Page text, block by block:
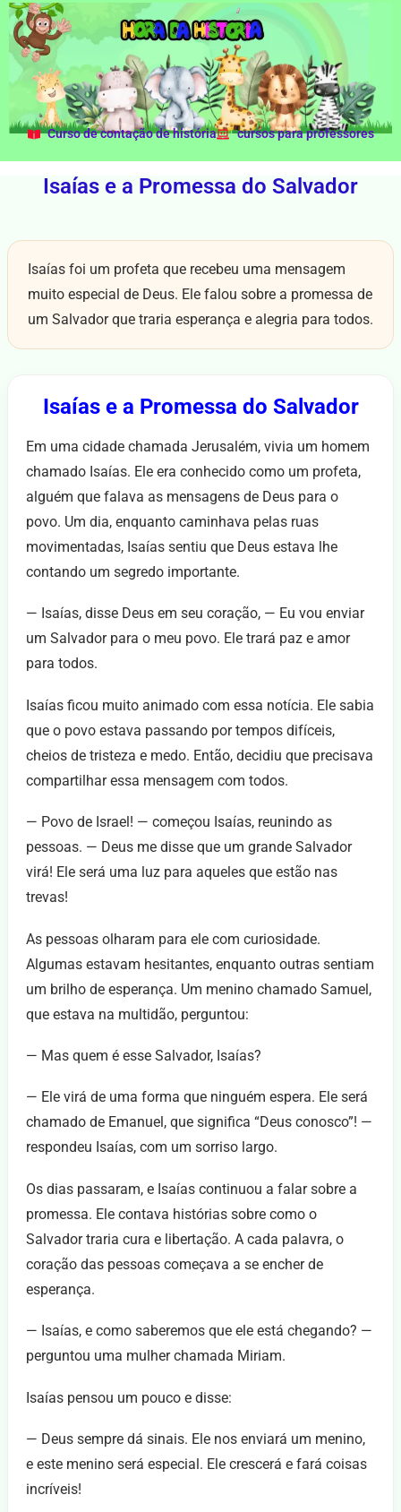
Curso de contação de história cursos para professores
Isaías e a Promessa do Salvador
Isaías foi um profeta que recebeu uma mensagem
muito especial de Deus. Ele falou sobre a promessa de
um Salvador que traria esperança e alegria para todos.
Isaías e a Promessa do Salvador
Em uma cidade chamada Jerusalém, vivia um homem
chamado Isaías. Ele era conhecido como um profeta,
alguém que falava as mensagens de Deus para o
povo. Um dia, enquanto caminhava pelas ruas
movimentadas, Isaías sentiu que Deus estava lhe
contando um segredo importante.
— Isaías, disse Deus em seu coração, — Eu vou enviar
um Salvador para o meu povo. Ele trará paz e amor
para todos.
Isaías ficou muito animado com essa notícia. Ele sabia
que o povo estava passando por tempos difíceis,
cheios de tristeza e medo. Então, decidiu que precisava
compartilhar essa mensagem com todos.
— Povo de Israel! — começou Isaías, reunindo as
pessoas. — Deus me disse que um grande Salvador
virá! Ele será uma luz para aqueles que estão nas
trevas!
As pessoas olharam para ele com curiosidade.
Algumas estavam hesitantes, enquanto outras sentiam
um brilho de esperança. Um menino chamado Samuel,
que estava na multidão, perguntou:
— Mas quem é esse Salvador, Isaías?
— Ele virá de uma forma que ninguém espera. Ele será
chamado de Emanuel, que significa “Deus conosco”! —
respondeu Isaías, com um sorriso largo.
Os dias passaram, e Isaías continuou a falar sobre a
promessa. Ele contava histórias sobre como o
Salvador traria cura e libertação. A cada palavra, o
coração das pessoas começava a se encher de
esperança.
— Isaías, e como saberemos que ele está chegando? —
perguntou uma mulher chamada Miriam.
Isaías pensou um pouco e disse:
— Deus sempre dá sinais. Ele nos enviará um menino,
e este menino será especial. Ele crescerá e fará coisas
incríveis!